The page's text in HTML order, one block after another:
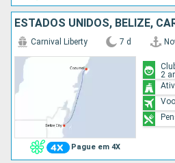
Pague em 4X
Carnival Liberty 7 d
2